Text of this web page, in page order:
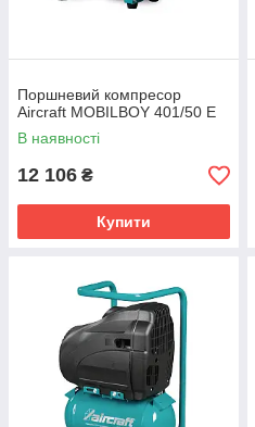
Поршневий компресор
Aircraft MOBILBOY 401/50 E
В наявності
12 106 ₴
Купити